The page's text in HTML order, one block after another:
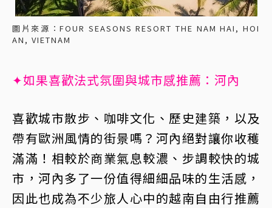
圖片來源：FOUR SEASONS RESORT THE NAM HAI, HOI
AN, VIETNAM
✦如果喜歡法式氛圍與城市感推薦：河內
喜歡城市散步、咖啡文化、歷史建築，以及
帶有歐洲風情的街景嗎？河內絕對讓你收穫
滿滿！相較於商業氣息較濃、步調較快的城
市，河內多了一份值得細細品味的生活感，
因此也成為不少旅人心中的越南自由行推薦